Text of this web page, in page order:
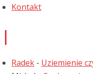
Kontakt
Radek - Uziemienie